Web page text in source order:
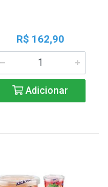
R$ 162,90
Adicionar